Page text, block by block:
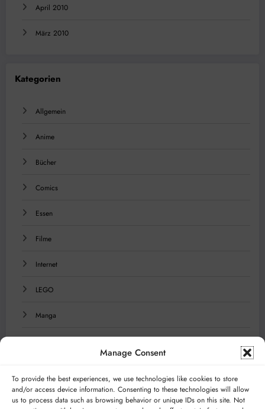
Manage Consent
To provide the best experiences, we use technologies like cookies to store
and/or access device information. Consenting to these technologies will allow
us to process data such as browsing behavior or unique IDs on this site. Not
April 2010
März 2010
Kategorien
Allgemein
Anime
Bücher
Comics
Essen
Filme
Internet
LEGO
Manga
Serien